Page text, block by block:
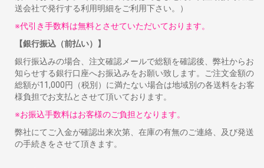
送会社で発行する利用明細をご利用下さい。）
※代引き手数料は無料とさせていただいております。
【銀行振込（前払い）】
銀行振込みの場合、注文確認メールで総額を確認後、弊社からお
知らせする銀行口座へお振込みをお願い致します。ご注文金額の
総額が11,000円（税別）に満たない場合は地域別の各送料をお客
様負担でお支払とさせて頂いております。
※お振込手数料はお客様のご負担となります。
弊社にてご入金が確認出来次第、在庫の有無のご連絡、及び発送
の手続きをさせて頂きます。